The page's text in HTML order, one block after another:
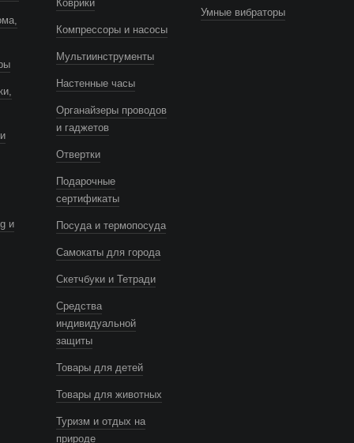
и
Коврики
Компрессоры и насосы
Мультиинструменты
Настенные часы
Органайзеры проводов
и гаджетов
Отвертки
Подарочные
сертификаты
Посуда и термопосуда
Самокаты для города
Скетчбуки и Тетради
Средства
индивидуальной
защиты
Товары для детей
Товары для животных
Туризм и отдых на
природе
Умные вибраторы